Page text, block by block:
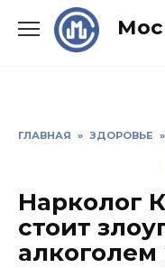
ГЛАВНАЯ » ЗДОРОВЬЕ »
Нарколог
стоит
алкоголем